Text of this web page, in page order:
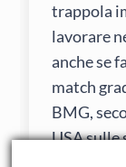
trappola
lavorare
anche se
match
BMG,
USA sulle